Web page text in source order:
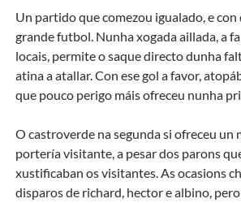
Un partido que comezou igualado, e
grande futbol. Nunha xogada aillada, a
locais, permite o saque directo dunha
atina a atallar. Con ese gol a favor,
que pouco perigo máis ofreceu nunha
O castroverde na segunda si ofreceu un
portería visitante, a pesar dos parons
xustificaban os visitantes. As ocasions
disparos de richard, hector e albino,